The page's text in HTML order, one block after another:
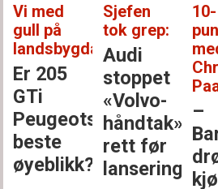
Vi med
gull på
landsbygda:
Er 205
GTi
Peugeots
beste
øyeblikk?
Sjefen
tok grep:
Audi
stoppet
«Volvo-
håndtak»
rett før
lansering
10-
–